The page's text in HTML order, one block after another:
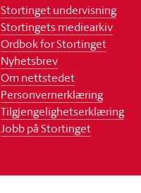
Stortinget undervisning
Stortingets mediearkiv
Ordbok for Stortinget
Nyhetsbrev
Om nettstedet
Personvernerklæring
Tilgjengelighetserklæring
Jobb på Stortinget